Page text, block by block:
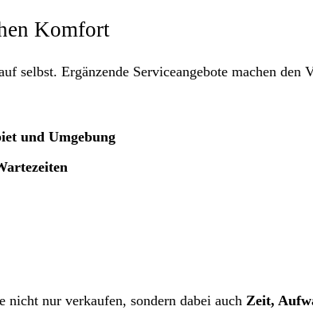
Komfort
selbst. Ergänzende Serviceangebote machen den
und Umgebung
nicht nur verkaufen, sondern dabei auch Zeit,